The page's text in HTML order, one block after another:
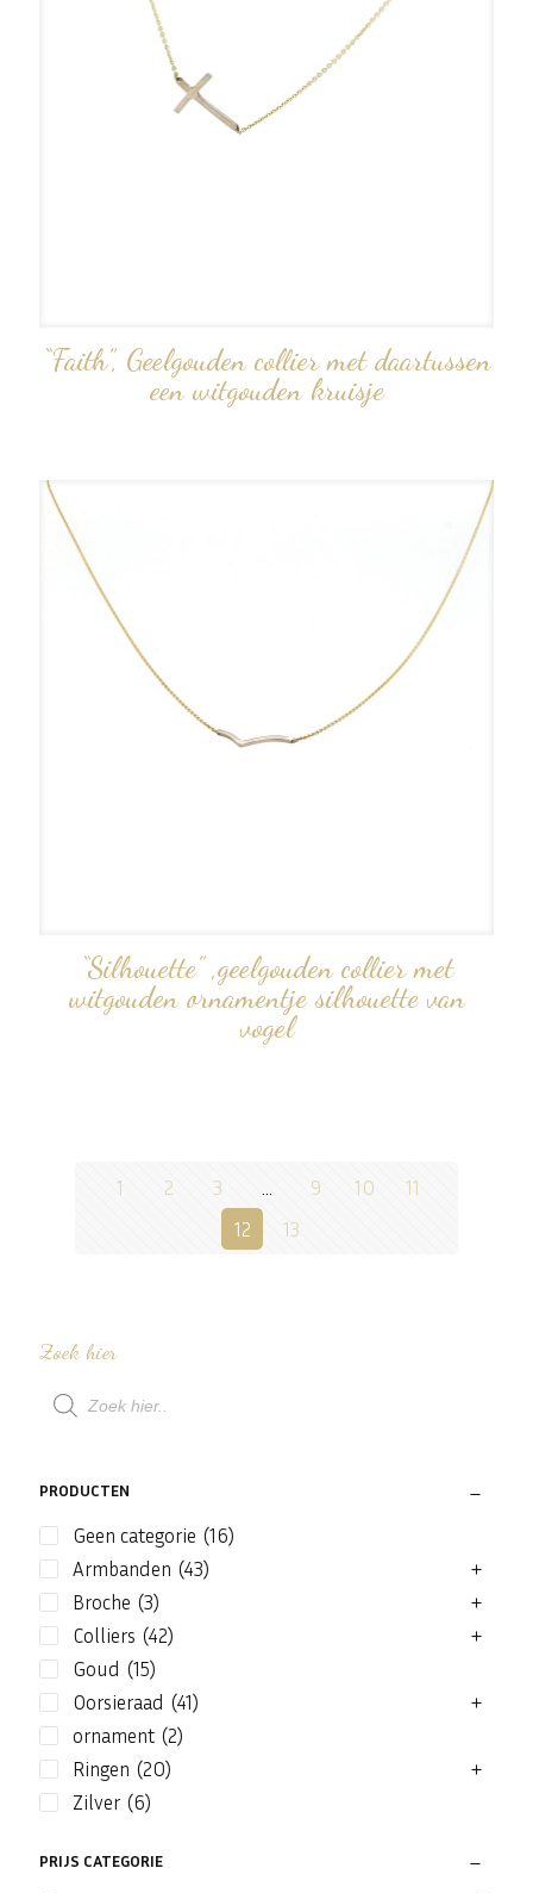
“Faith”, Geelgouden collier met daartussen
een witgouden kruisje
“Silhouette” ,geelgouden collier met
witgouden ornamentje silhouette van
vogel
1 2 3 … 9 10
11
12
13
Zoek hier
Producten
zoeken
PRODUCTEN
Geen categorie (16)
Armbanden (43)
Broche (3)
Colliers (42)
Goud (15)
Oorsieraad (41)
ornament (2)
Ringen (20)
Zilver (6)
PRIJS CATEGORIE